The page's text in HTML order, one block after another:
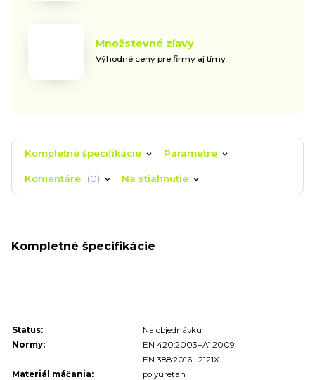
Množstevné zľavy
Výhodné ceny pre firmy aj tímy
Kompletné špecifikácie Parametre
Komentáre 0 Na stiahnutie
Kompletné špecifikácie
Status:
Na objednávku
Normy:
EN 420:2003+A1:2009
EN 388:2016 | 2121X
Materiál máčania:
polyuretán